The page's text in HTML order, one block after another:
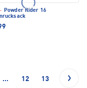
· Powder Rider 16
... 12 13